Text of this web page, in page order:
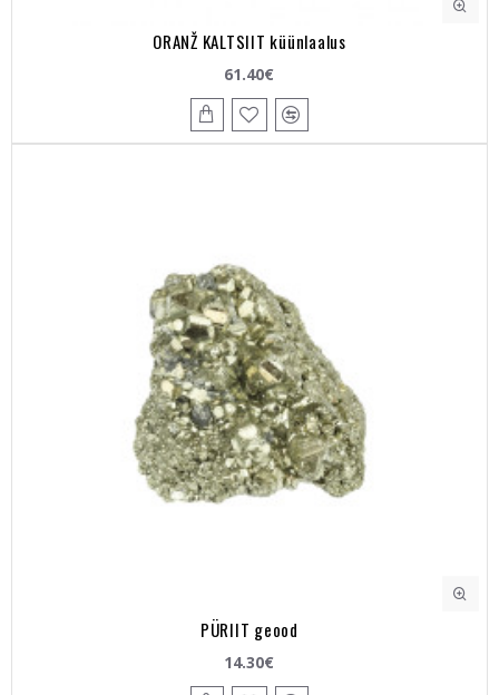
ORANŽ KALTSIIT küünlaalus
61.40€
PÜRIIT geood
14.30€